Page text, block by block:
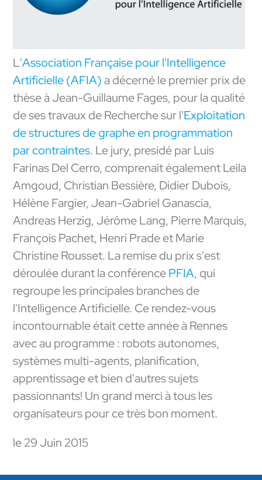
L'Association Française pour l'Intelligence
Artificielle (AFIA)a décerné le premier prix de
thèse à Jean-Guillaume Fages, pour la qualité
de ses travaux de Recherche sur l'Exploitation
de structures de graphe en programmation
par contraintes. Le jury, presidé par Luis
Farinas Del Cerro, comprenait également Leila
Amgoud, Christian Bessière, Didier Dubois,
Hélène Fargier, Jean-Gabriel Ganascia,
Andreas Herzig, Jérôme Lang, Pierre Marquis,
François Pachet, Henri Prade et Marie
Christine Rousset. La remise du prix s'est
déroulée durant la conférencePFIA, qui
regroupe les principales branches de
l'Intelligence Artificielle. Ce rendez-vous
incontournable était cette année à Rennes
avec au programme : robots autonomes,
systèmes multi-agents, planification,
apprentissage et bien d'autres sujets
passionnants! Un grand merci à tous les
organisateurs pour ce très bon moment.
le 29 Juin 2015